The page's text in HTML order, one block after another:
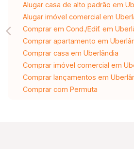
Alugar casa de alto padrão em
Alugar imóvel comercial em
Comprar em Cond./Edif. em
Comprar apartamento em
Comprar casa em Uberlândia
Comprar imóvel comercial em
Comprar lançamentos em
Comprar com Permuta